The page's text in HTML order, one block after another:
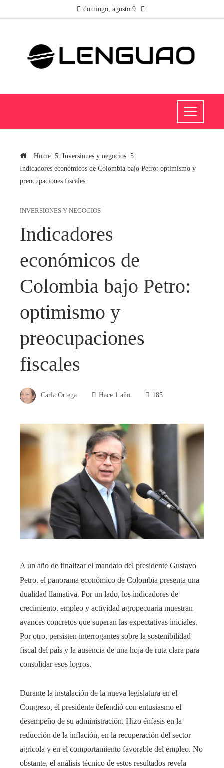
domingo, agosto 9
Home
Inversiones y negocios
Indicadores económicos de Colombia bajo Petro: optimismo y
preocupaciones fiscales
INVERSIONES Y NEGOCIOS
Indicadores
económicos de
Colombia bajo Petro:
optimismo y
preocupaciones
fiscales
Carla Ortega Hace 1 año 185
A un año de finalizar el mandato del presidente Gustavo
Petro, el panorama económico de Colombia presenta una
dualidad llamativa. Por un lado, los indicadores de
crecimiento, empleo y actividad agropecuaria muestran
avances concretos que superan las expectativas iniciales.
Por otro, persisten interrogantes sobre la sostenibilidad
fiscal del país y la ausencia de una hoja de ruta clara para
consolidar esos logros.
Durante la instalación de la nueva legislatura en el
Congreso, el presidente defendió con entusiasmo el
desempeño de su administración. Hizo énfasis en la
reducción de la inflación, en la recuperación del sector
agrícola y en el comportamiento favorable del empleo. No
obstante, el análisis técnico de estos resultados revela